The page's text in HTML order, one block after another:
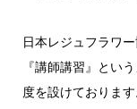
日本レジュフラワ
『講師講習』とい
度を設けております